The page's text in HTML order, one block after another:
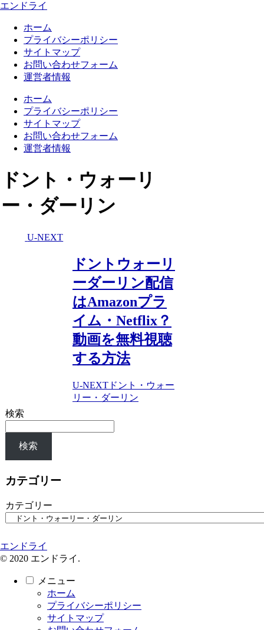
エンドライ
ホーム
プライバシーポリシー
サイトマップ
お問い合わせフォーム
運営者情報
ホーム
プライバシーポリシー
サイトマップ
お問い合わせフォーム
運営者情報
ドント・ウォーリ
ー・ダーリン
U-NEXT
ドントウォーリ
ーダーリン配信
はAmazonプラ
イム・Netflix？
動画を無料視聴
する方法
U-NEXT ドント・ウォー
リー・ダーリン
検索
検索
カテゴリー
カテゴリー
エンドライ
© 2020 エンドライ.
メニュー
ホーム
プライバシーポリシー
サイトマップ